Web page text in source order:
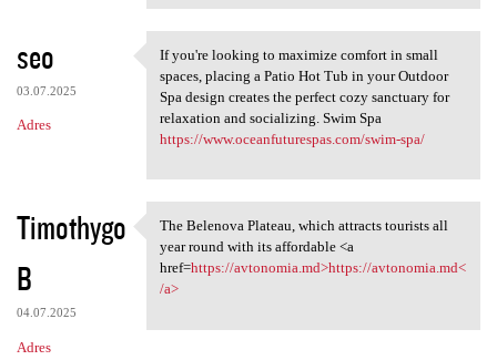
seo
03.07.2025
Adres
If you're looking to maximize
If you're looking to maximize comfort in small
spaces, placing a Patio Hot Tub in your Outdoor
Spa design creates the perfect cozy sanctuary for
relaxation and socializing. Swim Spa
https://www.oceanfuturespas.com/swim-spa/
Timothygo
B
04.07.2025
Adres
The Belenova Plateau, which
The Belenova Plateau, which attracts tourists all
year round with its affordable <a
href=https://avtonomia.md>https://avtonomia.md<
/a>